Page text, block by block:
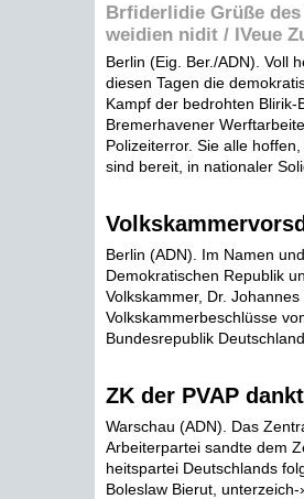
Brfiderlidie Grüße
weidien nidit / IVeue
Berlin (Eig. Ber./ADN). Voll
diesen Tagen die
Kampf der bedrohten
Bremerhavener
Polizeiterror. Sie alle
sind bereit, in nationaler
Berlin (ADN). Im Namen
Demokratischen Republik
Volkskammer, Dr.
Volkskammerbeschlüsse
Bundesrepublik
ZK der PVAP
Warschau (ADN). Das
Arbeiterpartei sandte dem
heitspartei Deutschlands
Boleslaw Bierut,